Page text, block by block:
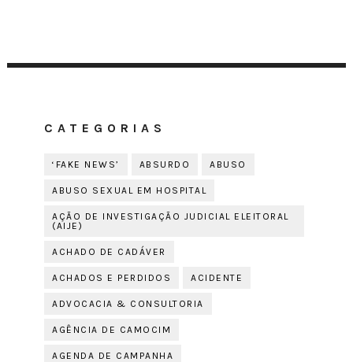
CATEGORIAS
‘FAKE NEWS’ ABSURDO ABUSO
ABUSO SEXUAL EM HOSPITAL
AÇÃO DE INVESTIGAÇÃO JUDICIAL ELEITORAL
(AIJE)
ACHADO DE CADÁVER
ACHADOS E PERDIDOS ACIDENTE
ADVOCACIA & CONSULTORIA
AGÊNCIA DE CAMOCIM
AGENDA DE CAMPANHA